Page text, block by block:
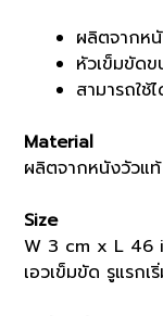
ผลิตจากห
หัวเข็มขัด
สามารถใช้
Material
ผลิตจากหนังวัวแท้
Size
W 3 cm x L 46
เอวเข็มขัด รูแรก